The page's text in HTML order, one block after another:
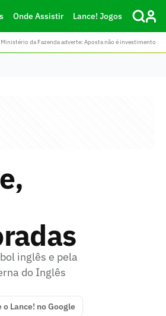
Onde Assistir Lance! Jogos
da Fazenda adverte: Aposta não é investimento
inglês e pela
do Inglês
o Lance! no Google